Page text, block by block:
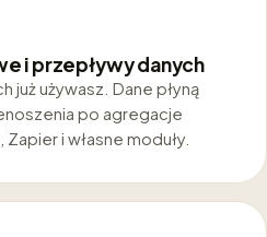
i przepływy danych
już używasz. Dane płyną
po agregacje
i własne moduły.